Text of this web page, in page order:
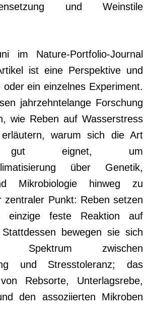
und Weinstile
im Nature-Portfolio-Journal
ist eine Perspektive und
oder ein einzelnes Experiment.
jahrzehntelange Forschung
wie Reben auf Wasserstress
warum sich die Art
gut eignet, um
über Genetik,
Mikrobiologie hinweg zu
zentraler Punkt: Reben setzen
feste Reaktion auf
bewegen sie sich
zwischen
und Stresstoleranz; das
Rebsorte, Unterlagsrebe,
den assoziierten Mikroben